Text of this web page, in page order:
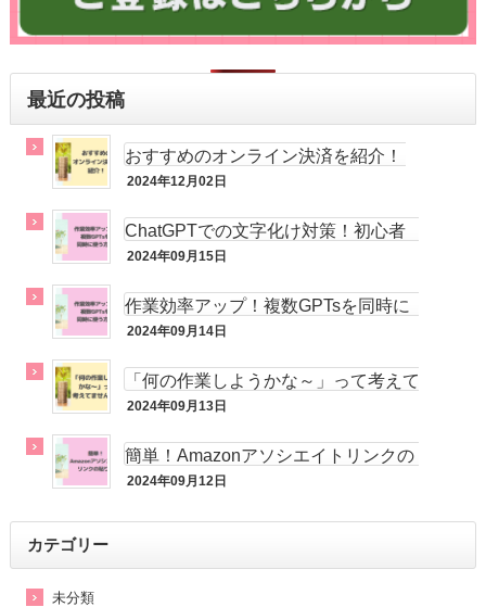
最近の投稿
おすすめのオンライン決済を紹介！
2024年12月02日
ChatGPTでの文字化け対策！初心者
でも簡単！
2024年09月15日
作業効率アップ！複数GPTsを同時に
活用する方法
2024年09月14日
「何の作業しようかな～」って考えて
ませんか？
2024年09月13日
簡単！Amazonアソシエイトリンクの
貼り方
2024年09月12日
カテゴリー
未分類